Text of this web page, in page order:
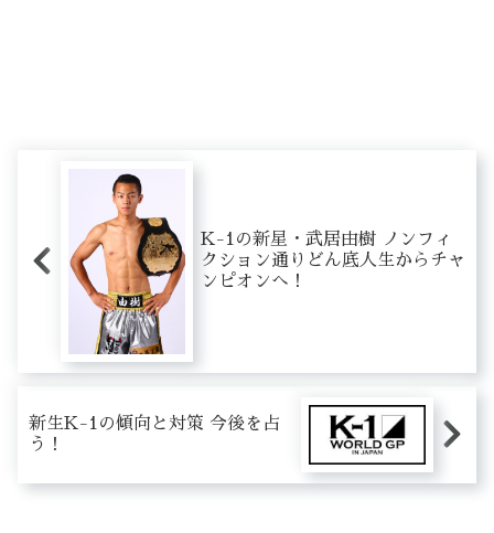
K-1の新星・武居由樹 ノンフィ
クション通りどん底人生からチャ
ンピオンへ！
新生K-1の傾向と対策 今後を占
う！